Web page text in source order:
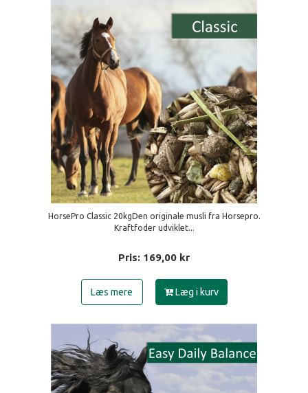
HorsePro Classic 20kgDen originale musli fra Horsepro.
Kraftfoder udviklet...
Pris: 169,00 kr
Læs mere Læg i kurv